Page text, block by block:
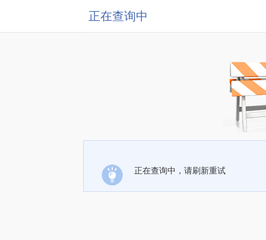
正在查询中
正在查询中，请刷新重试